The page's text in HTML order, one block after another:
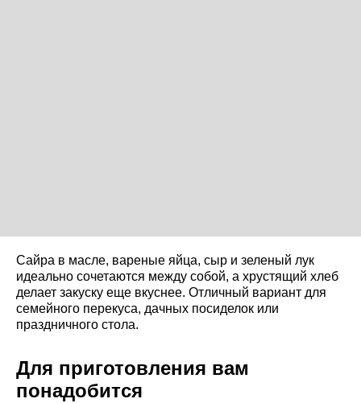
Сайра в масле, вареные яйца, сыр и зеленый лук
идеально сочетаются между собой, а хрустящий хлеб
делает закуску еще вкуснее. Отличный вариант для
семейного перекуса, дачных посиделок или
праздничного стола.
Для приготовления вам
понадобится